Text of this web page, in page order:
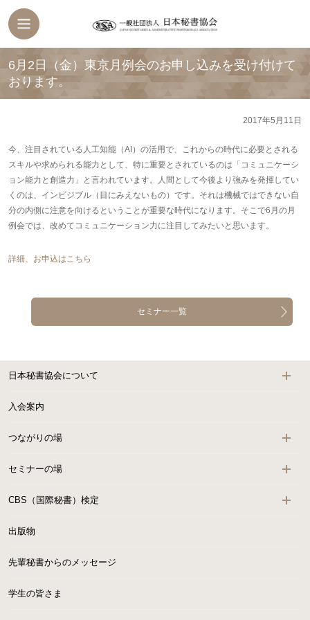
6月2日（金）東京月例会のお申し込みを受け付けて
おります。
2017年5月11日
今、注目されている人工知能（AI）の活用で、これからの時代に必要とされる
スキルや求められる能力として、特に重要とされているのは「コミュニケーシ
ョン能力と創造力」と言われています。人間として今後より強みを発揮してい
くのは、インビジブル（目にみえないもの）です。それは機械ではできない自
分の内側に注意を向けるということが重要な時代になります。そこで6月の月
例会では、改めてコミュニケーション力に注目してみたいと思います。
詳細、お申込はこちら
セミナー一覧
日本秘書協会について
入会案内
つながりの場
セミナーの場
CBS（国際秘書）検定
出版物
先輩秘書からのメッセージ
学生の皆さま